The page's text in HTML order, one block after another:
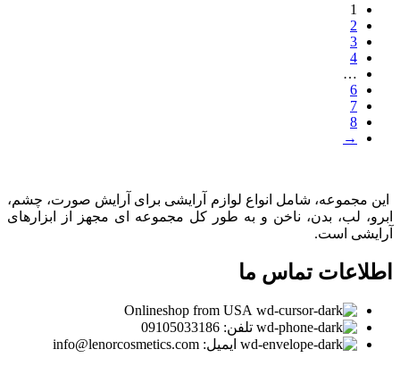
1
2
3
4
…
6
7
8
→
این مجموعه، شامل انواع لوازم آرایشی برای آرایش صورت، چشم،
ابرو، لب، بدن، ناخن و به طور کل مجموعه ای مجهز از ابزارهای
آرایشی است.
اطلاعات تماس ما
Onlineshop from USA
تلفن: 09105033186
ایمیل: info@lenorcosmetics.com